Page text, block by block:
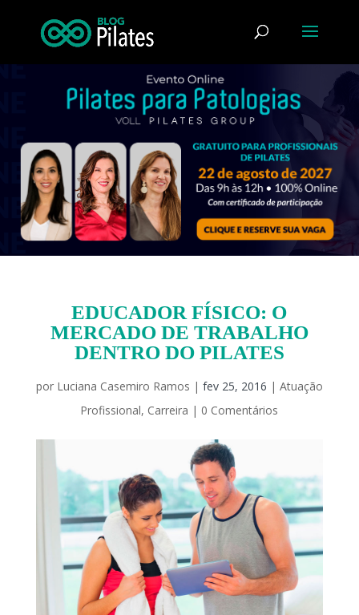
EDUCADOR FÍSICO: O
MERCADO DE TRABALHO
DENTRO DO PILATES
por Luciana Casemiro Ramos | fev 25, 2016 | Atuação
Profissional, Carreira | 0 Comentários